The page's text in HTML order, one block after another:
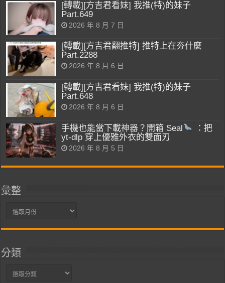
[轉載][方吉君看妹] 我推(特)的妹子
Part.649
2026 年 8 月 7 日
[轉載][方吉君翻推特] 推特上在夯什麼
Part.2288
2026 年 8 月 6 日
[轉載][方吉君看妹] 我推(特)的妹子
Part.648
2026 年 8 月 6 日
手機也能當下載神器？開箱 Seal
：把
yt-dlp 穿上優雅外衣的雙面刃
2026 年 8 月 5 日
彙整
彙
分類
分